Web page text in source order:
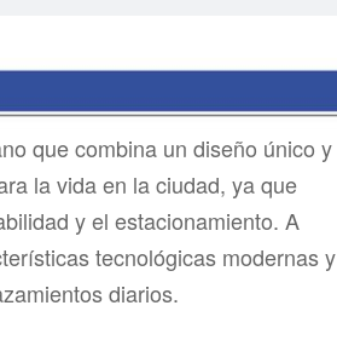
que combina un diseño único y
la vida en la ciudad, ya que
y el estacionamiento. A
tecnológicas modernas y
diarios.